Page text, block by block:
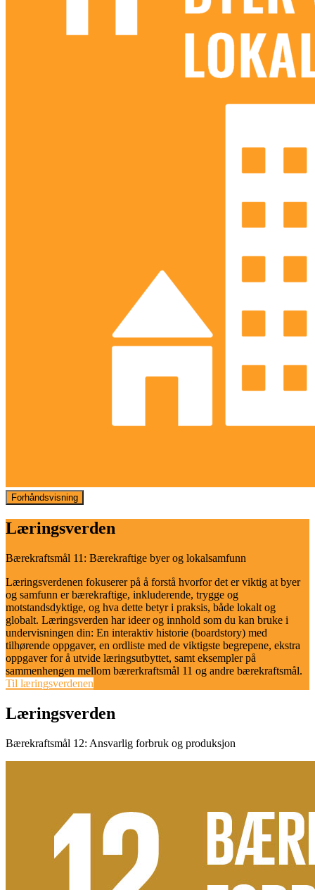
Forhåndsvisning
Læringsverden
Bærekraftsmål 11: Bærekraftige byer og lokalsamfunn
Læringsverdenen fokuserer på å forstå hvorfor det er viktig at byer
og samfunn er bærekraftige, inkluderende, trygge og
motstandsdyktige, og hva dette betyr i praksis, både lokalt og
globalt. Læringsverden har ideer og innhold som du kan bruke i
undervisningen din: En interaktiv historie (boardstory) med
tilhørende oppgaver, en ordliste med de viktigste begrepene, ekstra
oppgaver for å utvide læringsutbyttet, samt eksempler på
sammenhengen mellom bærerkraftsmål 11 og andre bærekraftsmål.
Til læringsverdenen
Læringsverden
Bærekraftsmål 12: Ansvarlig forbruk og produksjon